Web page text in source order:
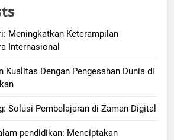
Meningkatkan Keterampilan
Internasional
Kualitas Dengan Pengesahan Dunia di
Solusi Pembelajaran di Zaman Digital
pendidikan: Menciptakan